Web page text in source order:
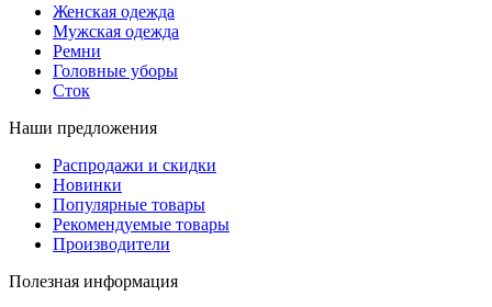
Женская одежда
Мужская одежда
Ремни
Головные уборы
Сток
Наши предложения
Распродажи и скидки
Новинки
Популярные товары
Рекомендуемые товары
Производители
Полезная информация